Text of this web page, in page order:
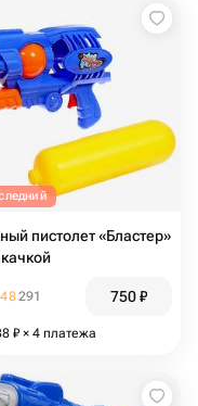
пистолет «Бластер»
291 750₽
₽ × 4 платежа